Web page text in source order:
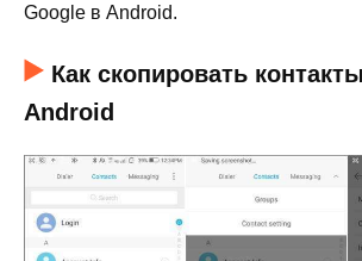
Google в Android.
Как скопировать
Android